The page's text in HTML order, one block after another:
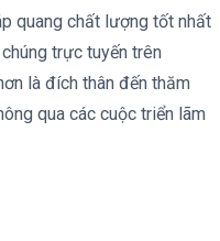
quang chất lượng tốt nhất
trực tuyến trên
là đích thân đến thăm
qua các cuộc triển lãm